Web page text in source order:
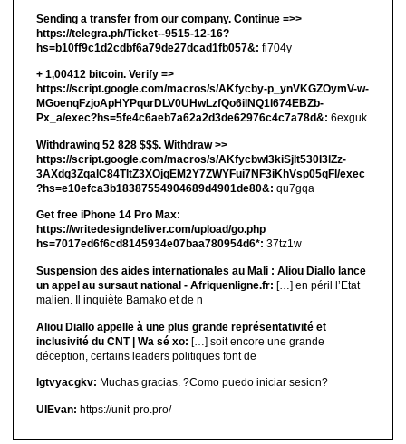
Sending a transfer from our company. Continue =>>
https://telegra.ph/Ticket--9515-12-16?
hs=b10ff9c1d2cdbf6a79de27dcad1fb057&: fi704y
+ 1,00412 bitсоin. Verify =>
https://script.google.com/macros/s/AKfycby-p_ynVKGZOymV-w-
MGoenqFzjoApHYPqurDLV0UHwLzfQo6ilNQ1l674EBZb-
Px_a/exec?hs=5fe4c6aeb7a62a2d3de62976c4c7a78d&: 6exguk
Withdrawing 52 828 $$$. Withdrаw >>
https://script.google.com/macros/s/AKfycbwl3kiSjlt530I3lZz-
3AXdg3ZqalC84TltZ3XOjgEM2Y7ZWYFui7NF3iKhVsp05qFl/exec
?hs=e10efca3b18387554904689d4901de80&: qu7gqa
Get free iPhone 14 Pro Max:
https://writedesigndeliver.com/upload/go.php
hs=7017ed6f6cd8145934e07baa780954d6*: 37tz1w
Suspension des aides internationales au Mali : Aliou Diallo lance
un appel au sursaut national - Afriquenligne.fr: […] en péril l’Etat
malien. Il inquiète Bamako et de n
Aliou Diallo appelle à une plus grande représentativité et
inclusivité du CNT | Wa sé xo: […] soit encore une grande
déception, certains leaders politiques font de
lgtvyacgkv: Muchas gracias. ?Como puedo iniciar sesion?
UIEvan: https://unit-pro.pro/